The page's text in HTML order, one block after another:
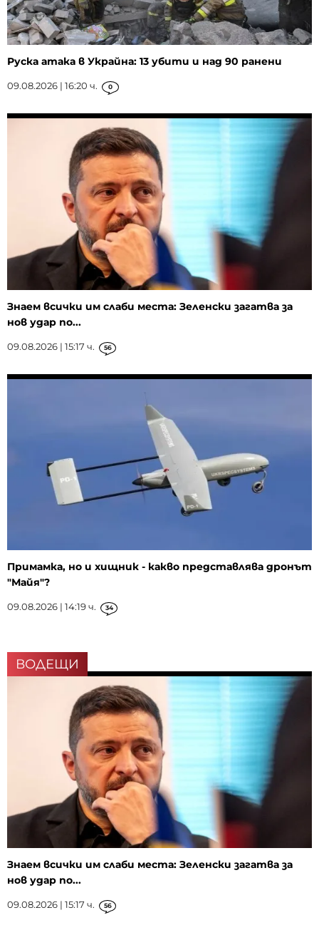
Руска атака в Украйна: 13 убити и над 90 ранени
09.08.2026 | 16:20 ч. 0
Знаем всички им слаби места: Зеленски загатва за
нов удар по...
09.08.2026 | 15:17 ч. 56
Примамка, но и хищник - какво представлява дронът
"Майя"?
09.08.2026 | 14:19 ч. 34
ВОДЕЩИ
Знаем всички им слаби места: Зеленски загатва за
нов удар по...
09.08.2026 | 15:17 ч. 56